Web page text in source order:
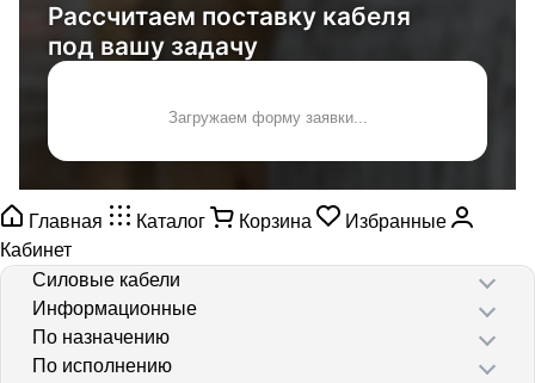
Рассчитаем поставку кабеля
под вашу задачу
Загружаем форму заявки...
Главная Каталог Корзина
Избранные
Кабинет
Силовые кабели
Информационные
По назначению
По исполнению